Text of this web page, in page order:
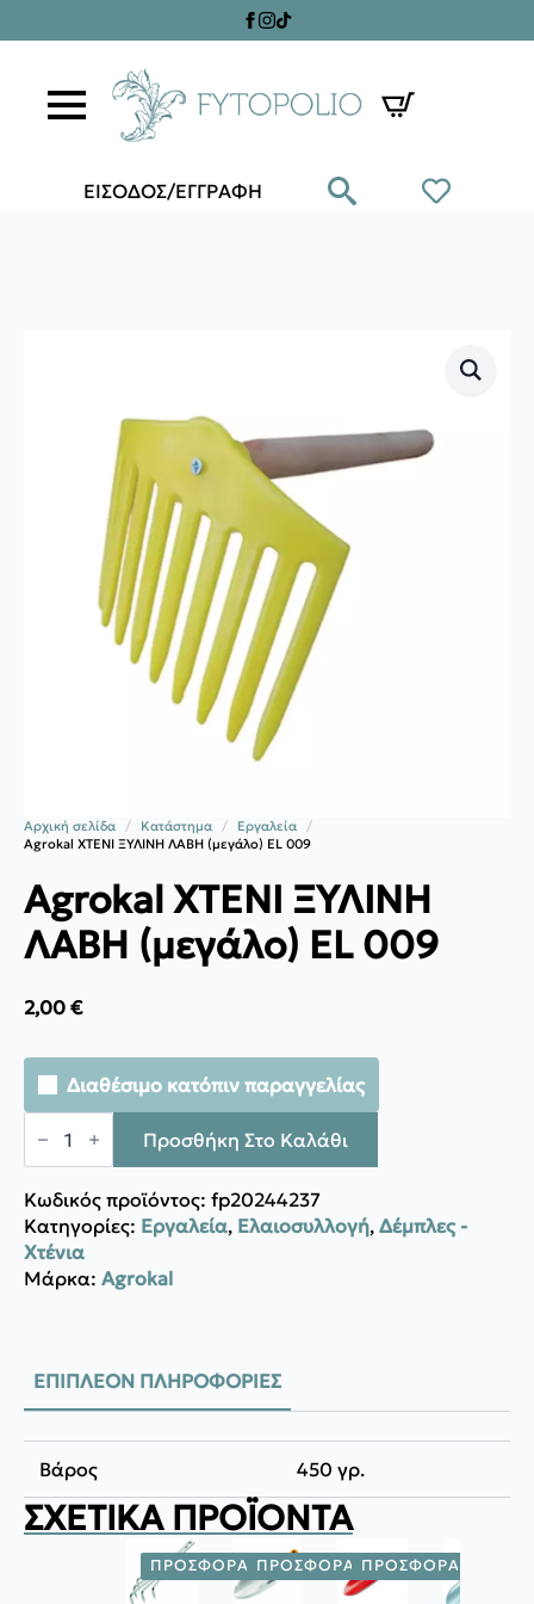
ΕΙΣΟΔΟΣ/ΕΓΓΡΑΦΗ
Αρχική σελίδα Κατάστημα
Εργαλεία
Agrokal ΧΤΕΝΙ ΞΥΛΙΝΗ ΛΑΒΗ (μεγάλο) EL 009
Agrokal ΧΤΕΝΙ ΞΥΛΙΝΗ
ΛΑΒΗ (μεγάλο) EL 009
2,00 €
Διαθέσιμο κατόπιν παραγγελίας
Agrokal
ΧΤΕΝΙ
ΞΥΛΙΝΗ
(μεγάλο)
EL
009
ποσότητα
Προσθήκη Στο Καλάθι
Κωδικός προϊόντος: fp20244237
Κατηγορίες: Εργαλεία, Ελαιοσυλλογή, Δέμπλες -
Χτένια
Μάρκα: Agrokal
ΕΠΙΠΛΈΟΝ ΠΛΗΡΟΦΟΡΊΕΣ
Βάρος 450 γρ.
ΣΧΕΤΙΚΆ ΠΡΟΪΌΝΤΑ
ΠΡΟΣΦΟΡΆ! ΠΡΟΣΦΟΡΆ! ΠΡΟΣΦΟΡΆ!